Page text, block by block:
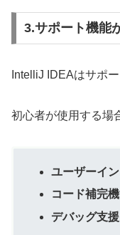
3.サポート機能
IntelliJ IDEAはサポ
初心者が使用する場
ユーザーイ
コード補完
デバッグ支援